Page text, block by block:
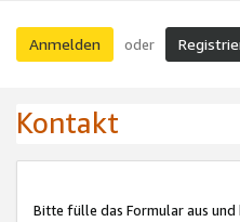
Anmelden oder
Kontakt
Bitte fülle das Formular aus und